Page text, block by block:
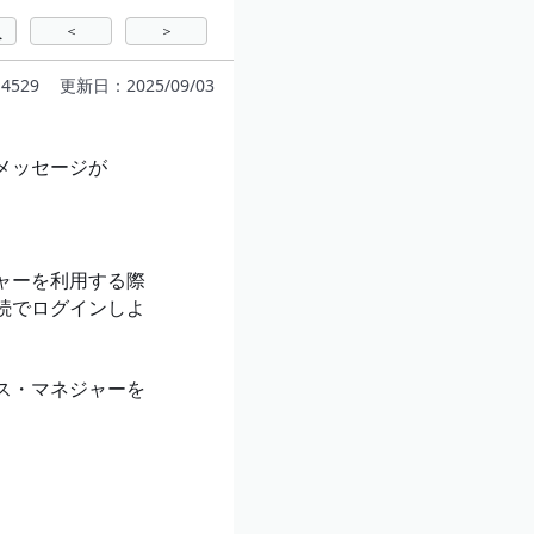
＜ ＞
更新日：2025/09/03
ッセージが
ーを利用する際
ログインしよ
・マネジャーを